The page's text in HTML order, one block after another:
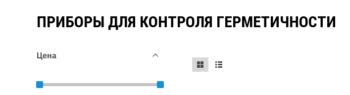
ПРИБОРЫ ДЛЯ КОНТРОЛЯ ГЕРМЕТИЧНОСТИ
Цена